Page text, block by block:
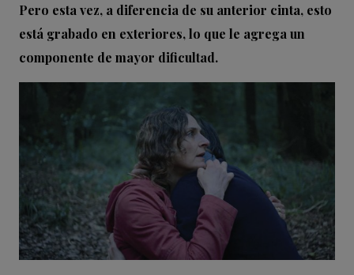
Pero esta vez, a diferencia de su anterior cinta, esto
está grabado en exteriores, lo que le agrega un
componente de mayor dificultad.